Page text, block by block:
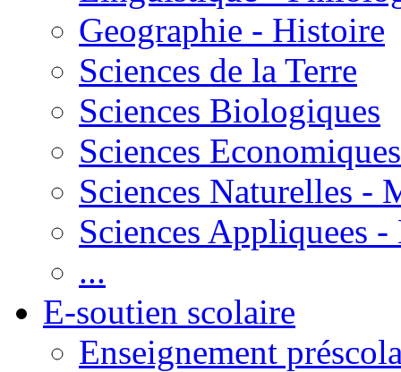
Geographie - Histoire
Sciences de la Terre
Sciences Biologiques
Sciences Economiques
Sciences Naturelles -
Sciences Appliquees
...
E-soutien scolaire